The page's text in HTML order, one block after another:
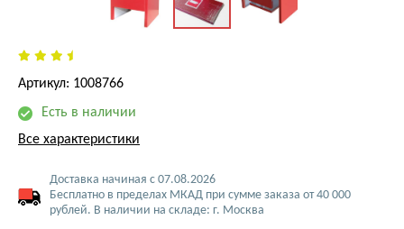
Артикул: 1008766
Есть в наличии
Все характеристики
Доставка начиная с 07.08.2026
Бесплатно в пределах МКАД при сумме заказа от 40 000
рублей. В наличии на складе: г. Москва